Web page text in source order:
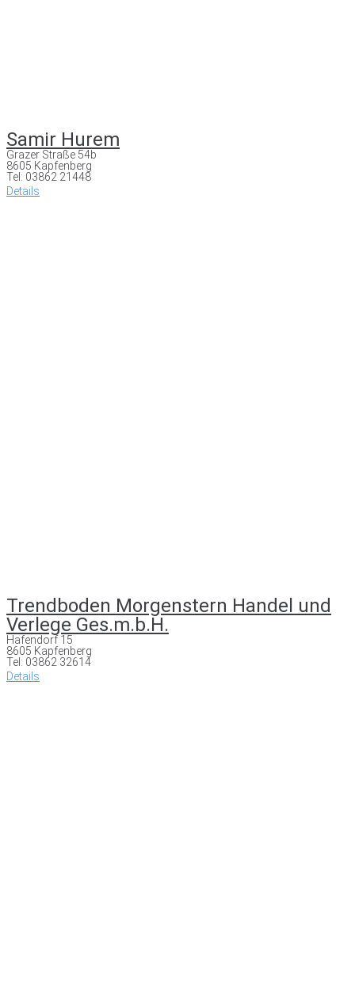
Samir Hurem
Grazer Straße 54b
8605 Kapfenberg
Tel: 03862 21448
Details
Trendboden Morgenstern Handel und
Verlege Ges.m.b.H.
Hafendorf 15
8605 Kapfenberg
Tel: 03862 32614
Details